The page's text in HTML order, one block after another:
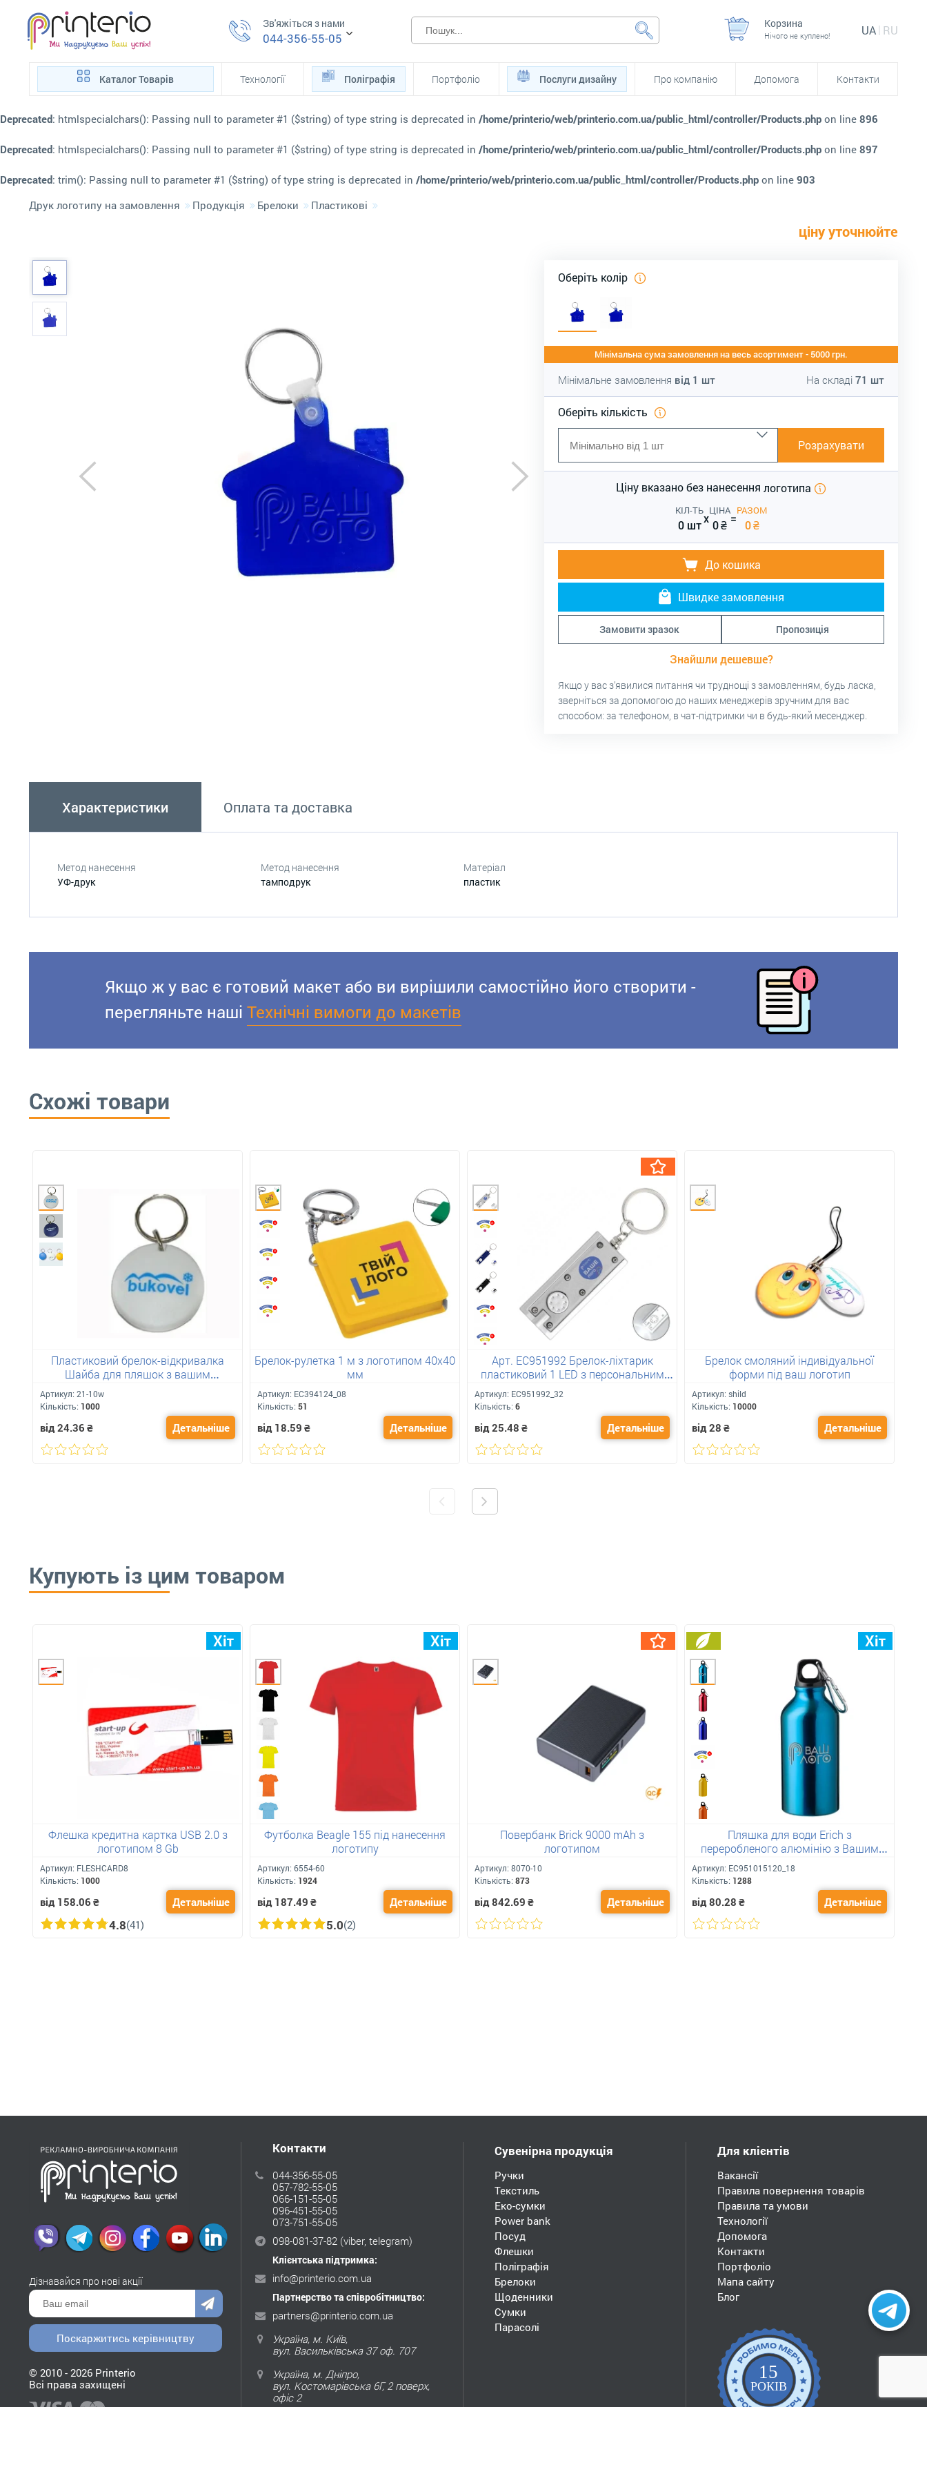
Deprecated: htmlspecialchars(): Passing null to parameter #1 ($string) of type string is deprecated in /home/printerio/web/printerio.com.ua/public_html/controller/Products.php on line 896
Deprecated: htmlspecialchars(): Passing null to parameter #1 ($string) of type string is deprecated in /home/printerio/web/printerio.com.ua/public_html/controller/Products.php on line 897
Deprecated: trim(): Passing null to parameter #1 ($string) of type string is deprecated in /home/printerio/web/printerio.com.ua/public_html/controller/Products.php on line 903
Зв'яжіться з нами
044-356-55-05
Корзина
Нічого не куплено! UA RU
Каталог Товарів Технології Поліграфія Портфоліо Послуги дизайну Про компанію Допомога Контакти
Друк логотипу на замовлення Продукція Брелоки Пластикові
ціну уточнюйте
Оберіть колір
Мінімальна сума замовлення на весь асортимент - 5000 грн.
Мінімальне замовлення від 1 шт На складі 71 шт
Оберіть кількість
Розрахувати
Ціну вказано без нанесення логотипа
КІЛ-ТЬ
0 штx
ЦІНА
0₴ =
РАЗОМ
0₴
До кошика
Швидке замовлення
Замовити зразок Пропозиція
Знайшли дешевше?
Якщо у вас з’явилися питання чи труднощі з замовленням, будь ласка,
зверніться за допомогою до наших менеджерів зручним для вас
способом: за телефоном, в чат-підтримки чи в будь-який месенджер.
Характеристики Оплата та доставка
Метод нанесення
УФ-друк
Метод нанесення
тамподрук
Матеріал
пластик
Якщо ж у вас є готовий макет або ви вирішили самостійно його створити -
перегляньте наші Технічні вимоги до макетів
Схожі товари
Пластиковий брелок-відкривалка
Шайба для пляшок з вашим
Артикул: 21-10w
Кількість: 1000
від 24.36 ₴ Детальніше
Брелок-рулетка 1 м з логотипом 40х40
мм
Артикул: ЕС394124_08
Кількість: 51
від 18.59 ₴ Детальніше
Арт. ЕС951992 Брелок-ліхтарик
пластиковий 1 LED з персональним
логотипом
Артикул: ЕС951992_32
Кількість: 6
від 25.48 ₴ Детальніше
Брелок смоляний індивідуальної
форми під ваш логотип
Артикул: shild
Кількість: 10000
від 28 ₴ Детальніше
Купують із цим товаром
Флешка кредитна картка USB 2.0 з
логотипом 8 Gb
Артикул: FLESHCARD8
Кількість: 1000
від 158.06 ₴ Детальніше
4.8(41)
Футболка Beagle 155 під нанесення
логотипу
Артикул: 6554-60
Кількість: 1924
від 187.49 ₴ Детальніше
5.0(2)
Повербанк Brick 9000 mAh з
логотипом
Артикул: 8070-10
Кількість: 873
від 842.69 ₴ Детальніше
Пляшка для води Erich з
переробленого алюмінію з Вашим
лого 400 мл
Артикул: ЕС951015120_18
Кількість: 1288
від 80.28 ₴ Детальніше
Дізнавайся про нові акції
Поскаржитись керівництву
© 2010 - 2026 Printerio
Всі права захищені
Контакти
044-356-55-05
057-782-55-05
066-151-55-05
096-451-55-05
073-751-55-05
098-081-37-82(viber, telegram)
Клієнтська підтримка:
info@printerio.com.ua
Партнерство та співробітництво:
partners@printerio.com.ua
Україна, м. Київ,
вул. Васильківська 37 оф. 707
Україна, м. Дніпро,
вул. Костомарівська 6Г, 2 поверх,
офіс 2
Сувенірна продукція
Ручки
Текстиль
Еко-сумки
Power bank
Посуд
Флешки
Поліграфія
Брелоки
Щоденники
Сумки
Парасолі
Для клієнтів
Вакансії
Правила повернення товарів
Правила та умови
Технології
Допомога
Контакти
Портфоліо
Мапа сайту
Блог
15
РОКІВ